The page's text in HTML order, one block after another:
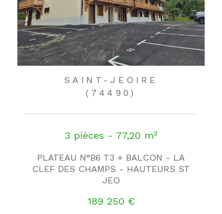
SAINT-JEOIRE
(74490)
3 pièces - 77,20 m²
PLATEAU N°B6 T3 + BALCON - LA
CLEF DES CHAMPS - HAUTEURS ST
JEO
189 250 €